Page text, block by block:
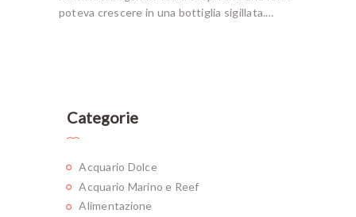
poteva crescere in una bottiglia sigillata.…
Categorie
Acquario Dolce
Acquario Marino e Reef
Alimentazione